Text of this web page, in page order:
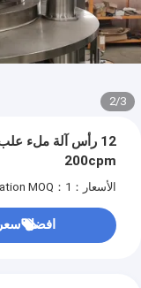
2/3
12 رأس آلة ملء
200cpm
الأسعار：Reconsideration MOQ：1 مجموعة
افضل سعر